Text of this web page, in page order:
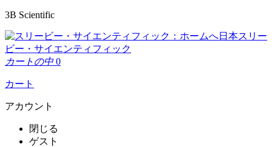
3B Scientific
日本スリー
ビー・サイエンティフィック
カートの中 0
カート
アカウント
閉じる
ゲスト